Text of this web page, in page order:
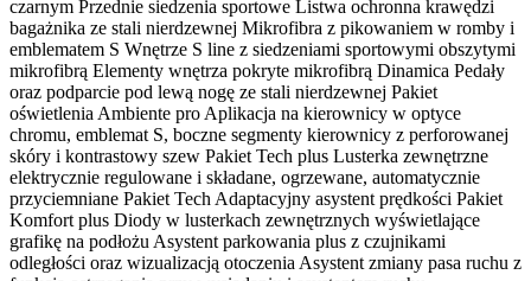
czarnym Przednie siedzenia sportowe Listwa ochronna krawędzi
bagażnika ze stali nierdzewnej Mikrofibra z pikowaniem w romby i
emblematem S Wnętrze S line z siedzeniami sportowymi obszytymi
mikrofibrą Elementy wnętrza pokryte mikrofibrą Dinamica Pedały
oraz podparcie pod lewą nogę ze stali nierdzewnej Pakiet
oświetlenia Ambiente pro Aplikacja na kierownicy w optyce
chromu, emblemat S, boczne segmenty kierownicy z perforowanej
skóry i kontrastowy szew Pakiet Tech plus Lusterka zewnętrzne
elektrycznie regulowane i składane, ogrzewane, automatycznie
przyciemniane Pakiet Tech Adaptacyjny asystent prędkości Pakiet
Komfort plus Diody w lusterkach zewnętrznych wyświetlające
grafikę na podłożu Asystent parkowania plus z czujnikami
odległości oraz wizualizacją otoczenia Asystent zmiany pasa ruchu z